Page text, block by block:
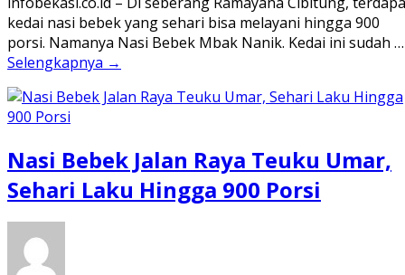
kedai nasi bebek yang sehari bisa melayani hingga 900
porsi. Namanya Nasi Bebek Mbak Nanik. Kedai ini sudah …
Selengkapnya →
Nasi Bebek Jalan Raya Teuku Umar,
Sehari Laku Hingga 900 Porsi